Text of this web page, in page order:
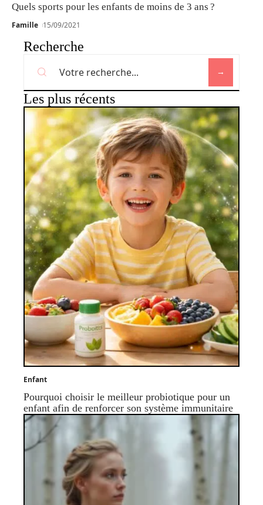
Quels sports pour les enfants de moins de 3 ans ?
Famille 15/09/2021
Recherche
Les plus récents
Enfant
Pourquoi choisir le meilleur probiotique pour un
enfant afin de renforcer son système immunitaire